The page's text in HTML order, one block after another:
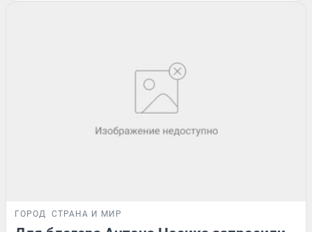
ГОРОД СТРАНА И МИР